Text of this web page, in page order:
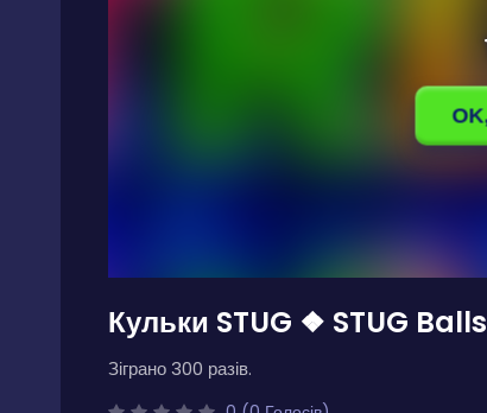
Кульки STUG ❖ STUG Balls
Зіграно 300 разів.